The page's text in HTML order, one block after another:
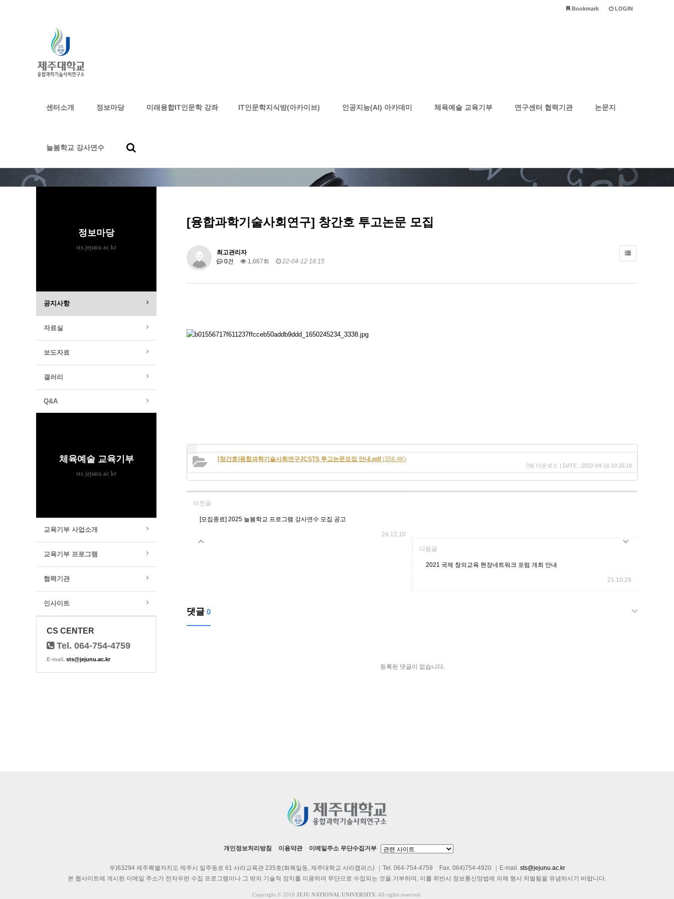
LOGIN
Bookmark
센터소개 정보마당 미래융합IT인문학 강좌 IT인문학지식방(아카이브) 인공지능(AI) 아카데미 체육예술 교육기부 연구센터 협력기관 논문지
늘봄학교 강사연수
공지사항
[융합과학기술사회연구] 창간호 투고논문 모집
최고관리자
0건
1,667회 22-04-12 18:15
[창간호]융합과학기술사회연구JCSTS 투고논문모집 안내.pdf (356.4K)
0회 다운로드 | DATE : 2022-04-18 10:26:18
이전글
[모집종료] 2025 늘봄학교 프로그램 강사연수 모집 공고
24.12.10
다음글
2021 국제 창의교육 현장네트워크 포럼 개최 안내
21.10.28
댓글 0
등록된 댓글이 없습니다.
정보마당
sts.jejunu.ac.kr
공지사항
자료실
보도자료
갤러리
Q&A
체육예술 교육기부
sts.jejunu.ac.kr
교육기부 사업소개
교육기부 프로그램
협력기관
인사이트
CS CENTER
Tel. 064-754-4759
E-mail. sts@jejunu.ac.kr
개인정보처리방침 이용약관 이메일주소 무단수집거부
우)63294 제주특별자치도 제주시 일주동로 61 사라교육관 235호(화북일동, 제주대학교 사라캠퍼스) Tel. 064-754-4759 Fax. 064)754-4920 E-mail. sts@jejunu.ac.kr
본 웹사이트에 게시된 이메일 주소가 전자우편 수집 프로그램이나 그 밖의 기술적 장치를 이용하여 무단으로 수집되는 것을 거부하며, 이를 위반시 정보통신망법에 의해 형사 처벌됨을 유념하시기 바랍니다.
Copyright © 2018 JEJU NATIONAL UNIVERSITY. All rights reserved.